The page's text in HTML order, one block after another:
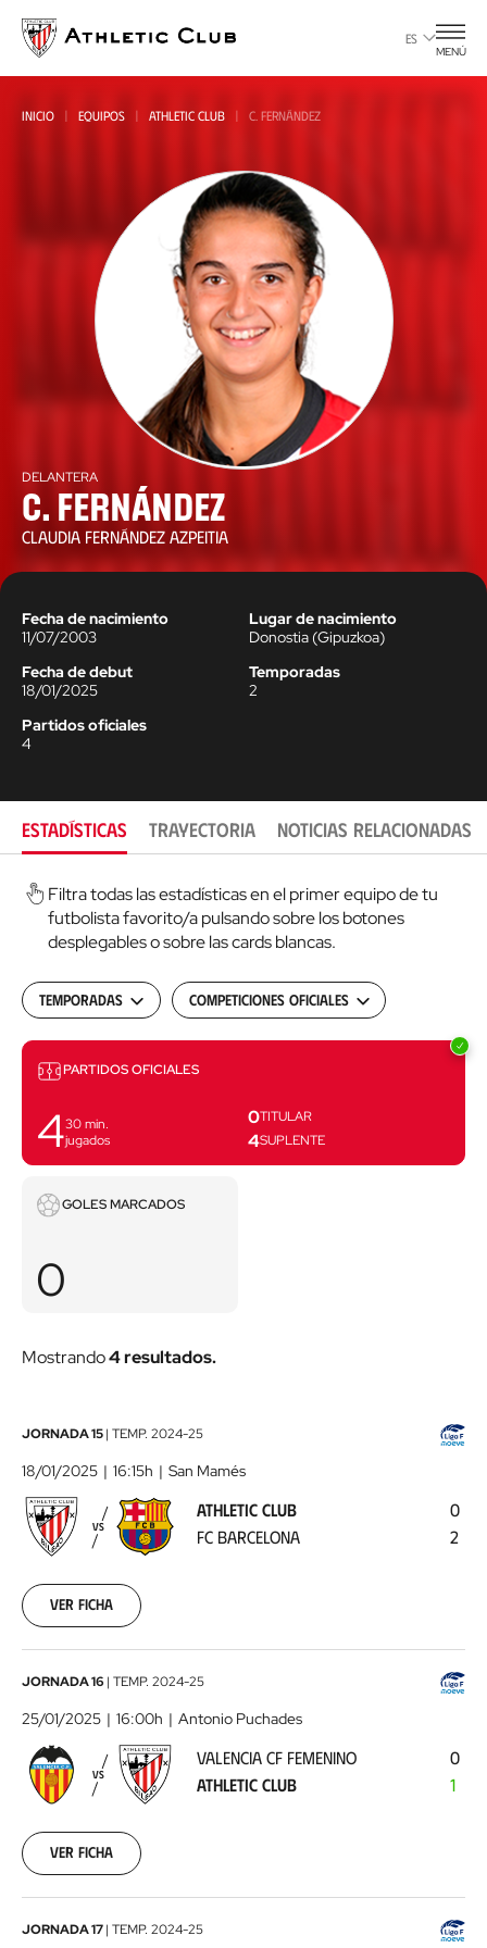
contenido
principal
ES
MENÚ
INICIO EQUIPOS ATHLETIC CLUB C. FERNÁNDEZ
DELANTERA
C. Fernández
CLAUDIA FERNÁNDEZ AZPEITIA
Fecha de nacimiento
11/07/2003
Lugar de nacimiento
Donostia (Gipuzkoa)
Fecha de debut
18/01/2025
Temporadas
2
Partidos oficiales
4
ESTADÍSTICAS TRAYECTORIA NOTICIAS RELACIONADAS
Filtra todas las estadísticas en el primer equipo de tu
futbolista favorito/a pulsando sobre los botones
desplegables o sobre las cards blancas.
Temporadas Competiciones oficiales
Partidos
PARTIDOS OFICIALES
430 min.
jugados
0TITULAR
4SUPLENTE
GolesGOLES MARCADOS
0
Mostrando4 resultados.
Athletic
Club
-
FC
Barcelona
2025-
18
00:00:00
JORNADA 15| TEMP. 2024-25
18/01/2025 16:15h San Mamés
VS
ATHLETIC CLUB
FC BARCELONA
0
2
Ver ficha
Valencia
CF
Femenino
-
Athletic
01-
25
00:00:00
JORNADA 16 | TEMP. 2024-25
25/01/2025 16:00h Antonio Puchades
VS
VALENCIA CF FEMENINO
ATHLETIC CLUB
0
1
Ver ficha
Athletic
JORNADA 17| TEMP. 2024-25